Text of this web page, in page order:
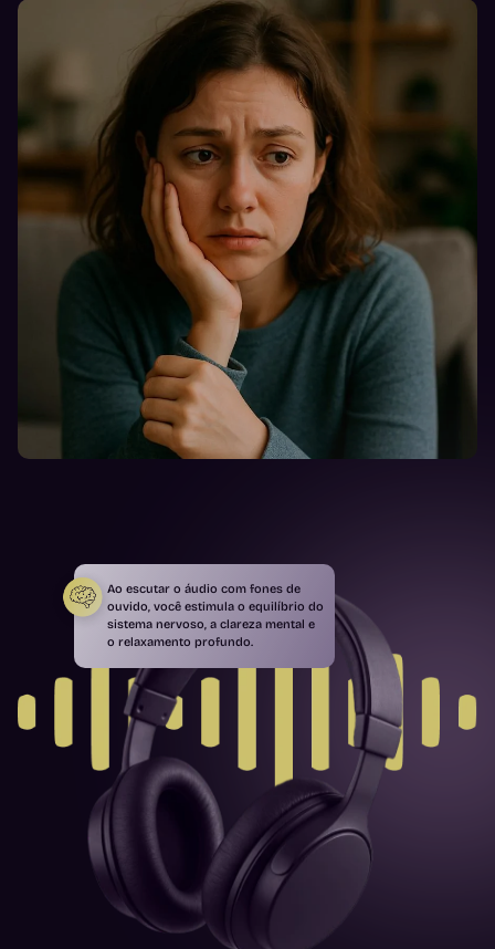
Ao escutar o áudio com fones de
ouvido, você estimula o equilíbrio do
sistema nervoso, a clareza mental e
o relaxamento profundo.